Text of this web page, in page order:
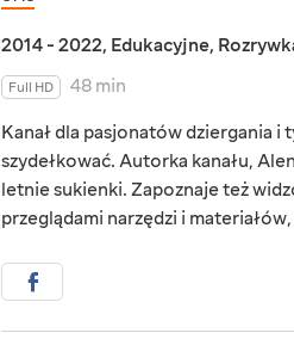
2014 - 2022, Edukacyjne,
Full HD
48 min
Kanał dla pasjonatów dziergania
szydełkować. Autorka kanału,
letnie sukienki. Zapoznaje też
przeglądami narzędzi i